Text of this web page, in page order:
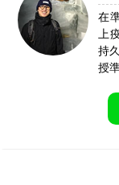
在
上
持
授